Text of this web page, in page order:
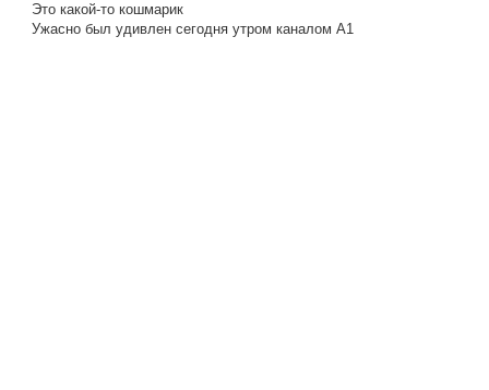
Это какой-то кошмарик
Ужасно был удивлен сегодня утром каналом A1